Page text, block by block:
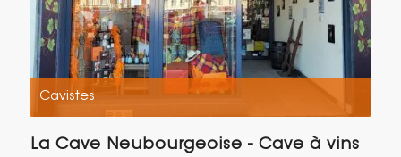
Cavistes
La Cave Neubourgeoise - Cave à vins